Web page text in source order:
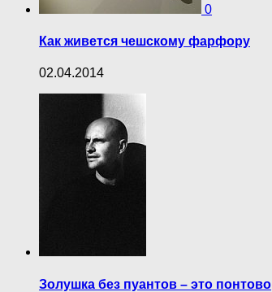
0
Как живется чешскому фарфору
02.04.2014
Золушка без пуантов – это понтово